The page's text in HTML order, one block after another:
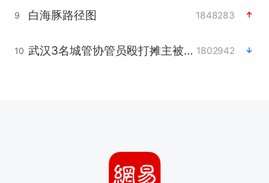
9 白海豚路径图 1848283
10 武汉3名城管协管员殴打摊主被刑拘 1802942